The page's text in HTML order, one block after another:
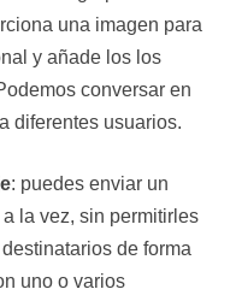
una imagen para
y añade los los
conversar en
diferentes usuarios.
: puedes enviar un
la vez, sin permitirles
de forma
uno o varios